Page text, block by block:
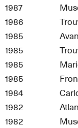
1987
1986
1985
1985
1985
1985
1984
1982
1982